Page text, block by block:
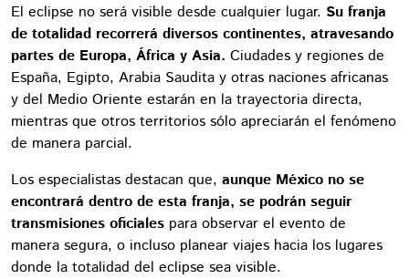
El eclipse no será visible desde cualquier lugar. Su franja
de totalidad recorrerá diversos continentes, atravesando
partes de Europa, África y Asia. Ciudades y regiones de
España, Egipto, Arabia Saudita y otras naciones africanas
y del Medio Oriente estarán en la trayectoria directa,
mientras que otros territorios sólo apreciarán el fenómeno
de manera parcial.
Los especialistas destacan que, aunque México no se
encontrará dentro de esta franja, se podrán seguir
transmisiones oficiales para observar el evento de
manera segura, o incluso planear viajes hacia los lugares
donde la totalidad del eclipse sea visible.